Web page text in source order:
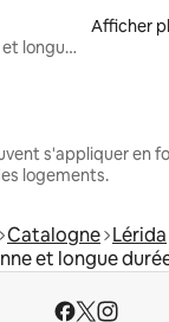
Locations moyenne et longue durée
Afficher
s'appliquer en
logements.
Catalogne Lérida
et longue